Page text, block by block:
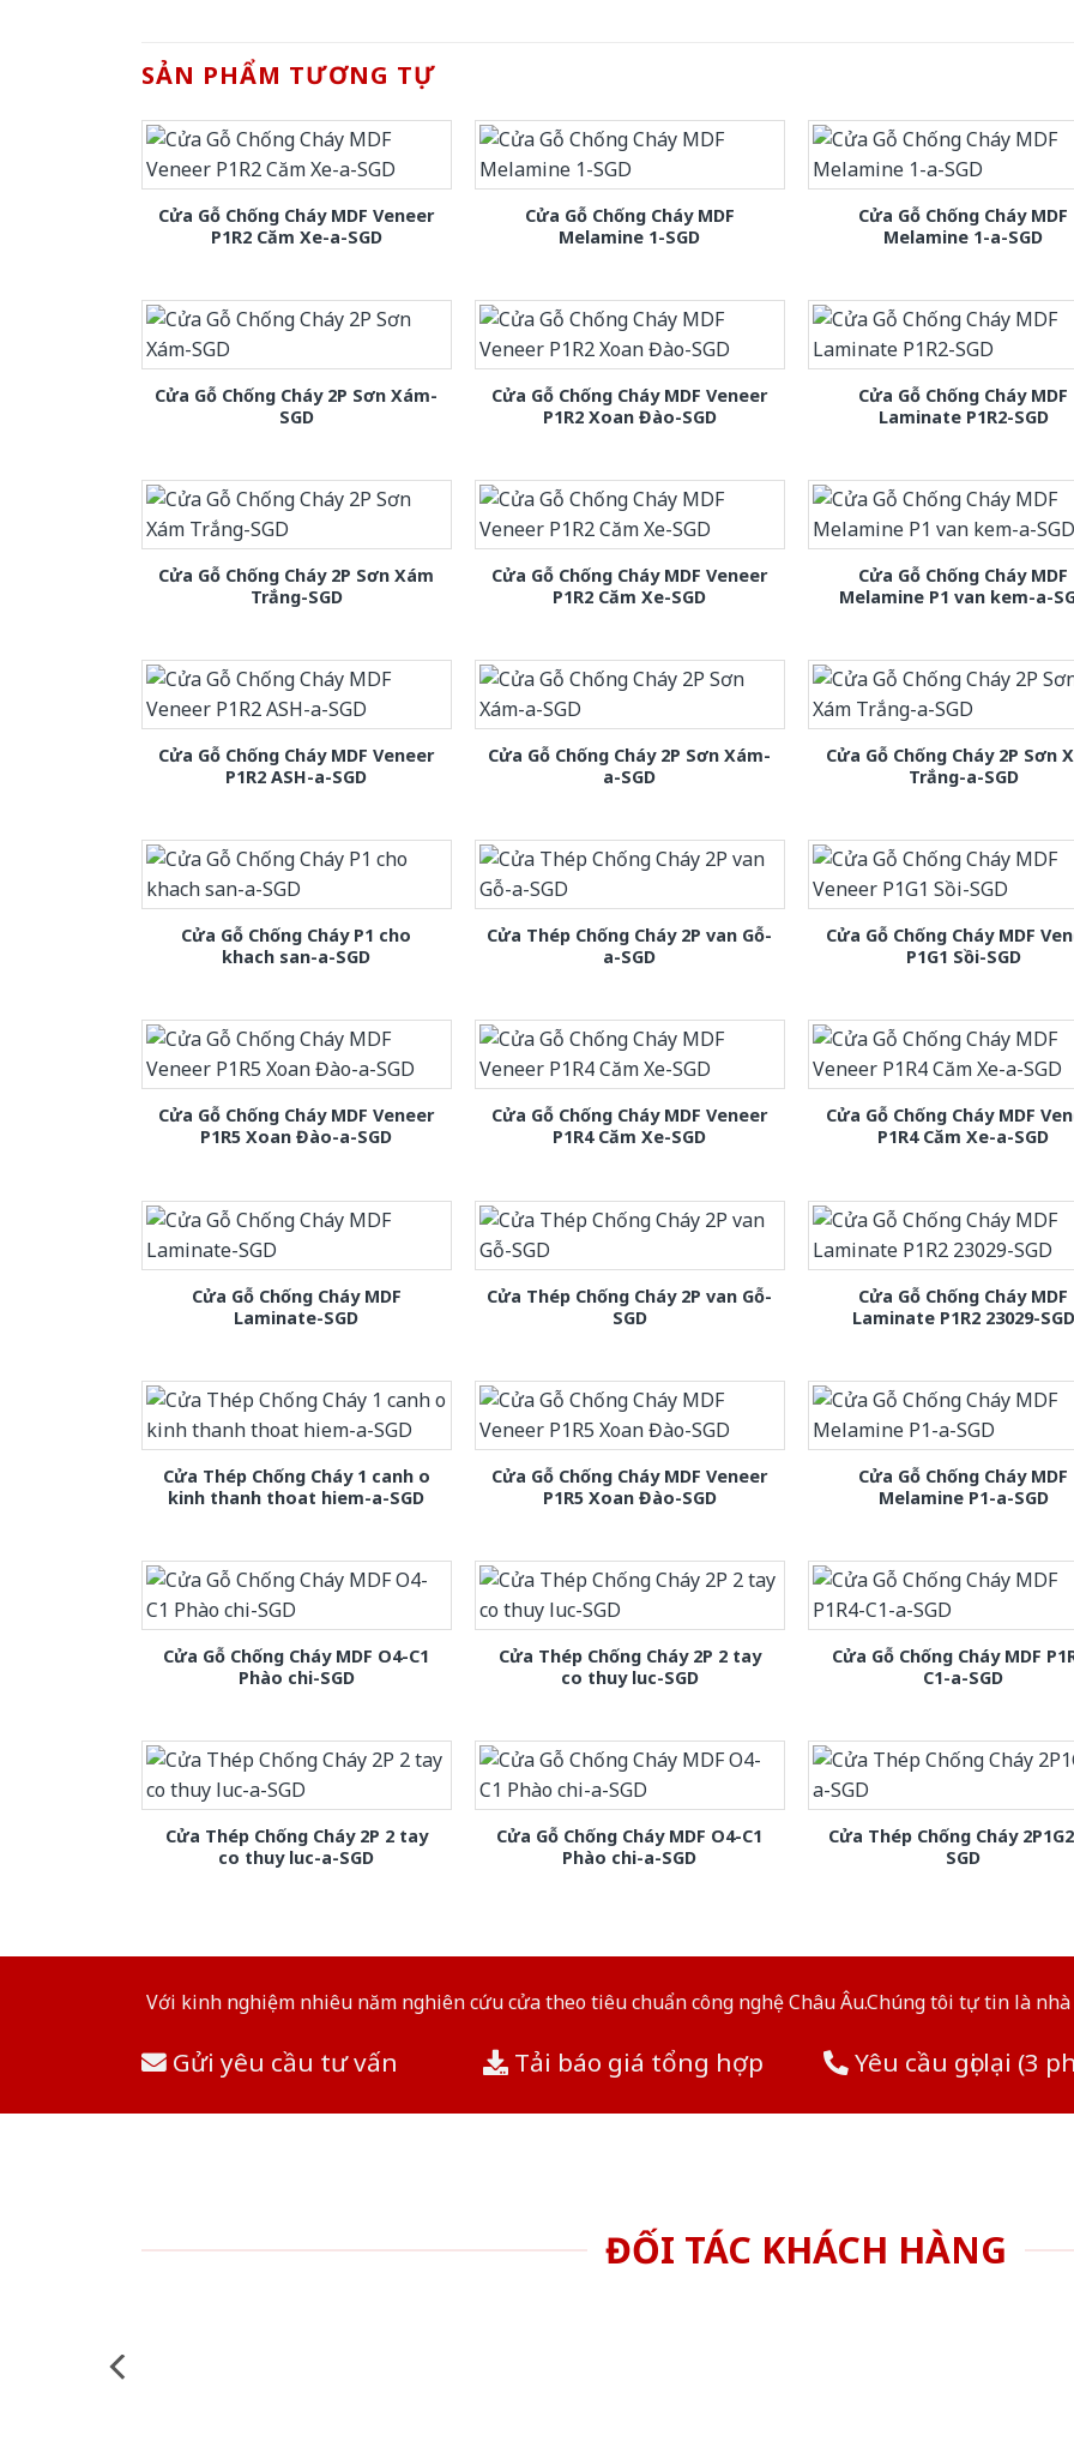
SẢN PHẨM TƯƠNG TỰ
Cửa Gỗ Chống Cháy MDF Veneer
P1R2 Căm Xe-a-SGD
Cửa Gỗ Chống Cháy MDF
Melamine 1-SGD
Cửa Gỗ Chống Cháy MDF
Melamine 1-a-SGD
Cửa Gỗ Chống Cháy 2P Sơn Xám-
SGD
Cửa Gỗ Chống Cháy MDF Veneer
P1R2 Xoan Đào-SGD
Cửa Gỗ Chống Cháy MDF
Laminate P1R2-SGD
Cửa Gỗ Chống Cháy 2P Sơn Xám
Trắng-SGD
Cửa Gỗ Chống Cháy MDF Veneer
P1R2 Căm Xe-SGD
Cửa Gỗ Chống Cháy MDF
Melamine P1 van kem-a-
Cửa Gỗ Chống Cháy MDF Veneer
P1R2 ASH-a-SGD
Cửa Gỗ Chống Cháy 2P Sơn Xám-
a-SGD
Cửa Gỗ Chống Cháy 2P Sơn
Trắng-a-SGD
Cửa Gỗ Chống Cháy P1 cho
khach san-a-SGD
Cửa Thép Chống Cháy 2P van Gỗ-
a-SGD
Cửa Gỗ Chống Cháy MDF
P1G1 Sồi-SGD
Cửa Gỗ Chống Cháy MDF Veneer
P1R5 Xoan Đào-a-SGD
Cửa Gỗ Chống Cháy MDF Veneer
P1R4 Căm Xe-SGD
Cửa Gỗ Chống Cháy MDF
P1R4 Căm Xe-a-SGD
Cửa Gỗ Chống Cháy MDF
Laminate-SGD
Cửa Thép Chống Cháy 2P van Gỗ-
SGD
Cửa Gỗ Chống Cháy MDF
Laminate P1R2 23029-SGD
Cửa Thép Chống Cháy 1 canh o
kinh thanh thoat hiem-a-SGD
Cửa Gỗ Chống Cháy MDF Veneer
P1R5 Xoan Đào-SGD
Cửa Gỗ Chống Cháy MDF
Melamine P1-a-SGD
Cửa Gỗ Chống Cháy MDF O4-C1
Phào chi-SGD
Cửa Thép Chống Cháy 2P 2 tay
co thuy luc-SGD
Cửa Gỗ Chống Cháy MDF
C1-a-SGD
Cửa Thép Chống Cháy 2P 2 tay
co thuy luc-a-SGD
Cửa Gỗ Chống Cháy MDF O4-C1
Phào chi-a-SGD
Cửa Thép Chống Cháy
SGD
Với kinh nghiệm nhiêu năm nghiên cứu cửa theo tiêu chuẩn công nghệ Châu Âu.Chúng tôi tự tin là
Gửi yêu cầu tư vấn Tải báo giá tổng hợp Yêu cầu gọi lại (3
ĐỐI TÁC KHÁCH HÀNG